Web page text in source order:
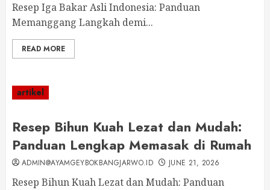
Resep Iga Bakar Asli Indonesia: Panduan
Memanggang Langkah demi...
READ MORE
artikel
Resep Bihun Kuah Lezat dan Mudah:
Panduan Lengkap Memasak di Rumah
ADMIN@AYAMGEYBOKBANGJARWO.ID JUNE 21, 2026
Resep Bihun Kuah Lezat dan Mudah: Panduan